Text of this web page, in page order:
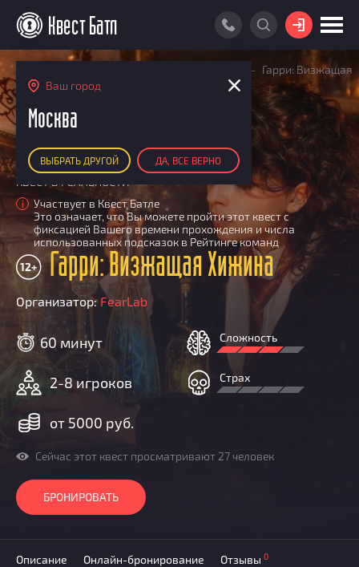
Ваш город
Москва
ВЫБРАТЬ ДРУГОЙ ДА, ВСЕ ВЕРНО
ВОЙТИ
КАРТА КВЕСТОВ
РЕЙТИНГ КОМАНД
Итоговый рейтинг
По количеству очков
По качеству игры
Список команд
ПОИСК КОМАНДЫ
КВЕСТ БАТЛ
О Квест Батле
Cashback
Как подсчитываются рейтинги
Призы
Новости
Партнерам
КВЕСТ В ПОДАРОК
Гарри: Визжащая
Хижина
КВЕСТ В РЕАЛЬНОСТИ
i
Участвует в Квест Батле
Это означает, что Вы можете пройти этот квест с
фиксацией Вашего времени прохождения и числа
использованных подсказок в Рейтинге команд
Гарри: Визжащая Хижина
12+
Организатор: FearLab
60 минут
2-8 игроков
от 5000 руб.
Сложность
Страх
Сейчас этот квест просматривают 27 человек
БРОНИРОВАТЬ
Описание Онлайн-бронирование Отзывы 0